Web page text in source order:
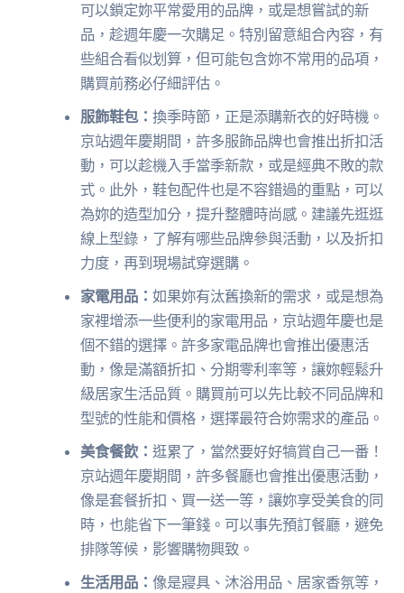
可以鎖定妳平常愛用的品牌，或是想嘗試的新
品，趁週年慶一次購足。特別留意組合內容，有
些組合看似划算，但可能包含妳不常用的品項，
購買前務必仔細評估。
服飾鞋包：換季時節，正是添購新衣的好時機。
京站週年慶期間，許多服飾品牌也會推出折扣活
動，可以趁機入手當季新款，或是經典不敗的款
式。此外，鞋包配件也是不容錯過的重點，可以
為妳的造型加分，提升整體時尚感。建議先逛逛
線上型錄，了解有哪些品牌參與活動，以及折扣
力度，再到現場試穿選購。
家電用品：如果妳有汰舊換新的需求，或是想為
家裡增添一些便利的家電用品，京站週年慶也是
個不錯的選擇。許多家電品牌也會推出優惠活
動，像是滿額折扣、分期零利率等，讓妳輕鬆升
級居家生活品質。購買前可以先比較不同品牌和
型號的性能和價格，選擇最符合妳需求的產品。
美食餐飲：逛累了，當然要好好犒賞自己一番！
京站週年慶期間，許多餐廳也會推出優惠活動，
像是套餐折扣、買一送一等，讓妳享受美食的同
時，也能省下一筆錢。可以事先預訂餐廳，避免
排隊等候，影響購物興致。
生活用品：像是寢具、沐浴用品、居家香氛等，